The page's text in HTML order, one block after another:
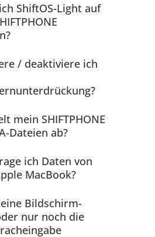
ShiftOS-Light auf
/ deaktiviere ich
mein SHIFTPHONE
Dateien ab?
ich Daten von
MacBook?
Bildschirm-
nur noch die